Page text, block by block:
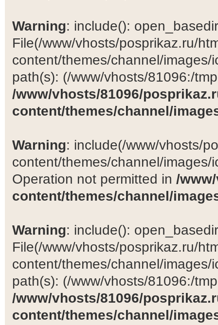
Warning: include():
File(/www/vhosts/posprikaz.ru/
content/themes/channel/
path(s): (/www/vhosts/81096:/
/www/vhosts/81096/
content/themes/channel/
Warning: include(/www/vhosts/
content/themes/channel/
Operation not permitted in /
content/themes/channel/
Warning: include():
File(/www/vhosts/posprikaz.ru/
content/themes/channel/
path(s): (/www/vhosts/81096:/
/www/vhosts/81096/
content/themes/channel/